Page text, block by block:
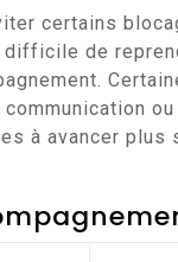
certains
de
à avancer plus